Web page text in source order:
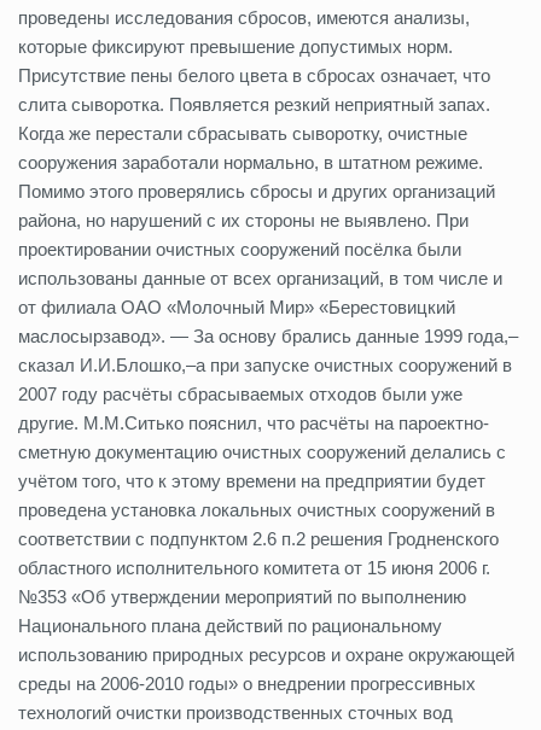
проведены исследования сбросов, имеются анализы,
которые фиксируют превышение допустимых норм.
Присутствие пены белого цвета в сбросах означает, что
слита сыворотка. Появляется резкий неприятный запах.
Когда же перестали сбрасывать сыворотку, очистные
сооружения заработали нормально, в штатном режиме.
Помимо этого проверялись сбросы и других организаций
района, но нарушений с их стороны не выявлено. При
проектировании очистных сооружений посёлка были
использованы данные от всех организаций, в том числе и
от филиала ОАО «Молочный Мир» «Берестовицкий
маслосырзавод». — За основу брались данные 1999 года,–
сказал И.И.Блошко,–а при запуске очистных сооружений в
2007 году расчёты сбрасываемых отходов были уже
другие. М.М.Ситько пояснил, что расчёты на пароектно-
сметную документацию очистных сооружений делались с
учётом того, что к этому времени на предприятии будет
проведена установка локальных очистных сооружений в
соответствии с подпунктом 2.6 п.2 решения Гродненского
областного исполнительного комитета от 15 июня 2006 г.
№353 «Об утверждении мероприятий по выполнению
Национального плана действий по рациональному
использованию природных ресурсов и охране окружающей
среды на 2006-2010 годы» о внедрении прогрессивных
технологий очистки производственных сточных вод